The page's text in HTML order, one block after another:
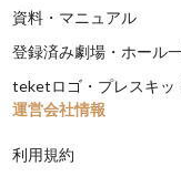
資料・マニュアル
登録済み劇場・ホール
teketロゴ・プレスキッ
運営会社情報
利用規約